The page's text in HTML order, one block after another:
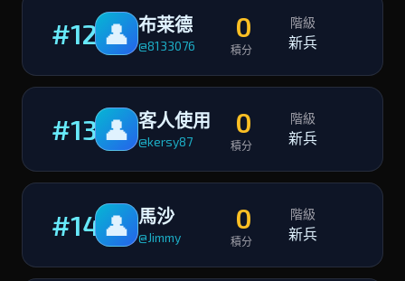
#12 👤 布莱德
@8133076
0
積分
階級
新兵
#13 👤 客人使用
@kersy87
0
積分
階級
新兵
#14 👤 馬沙
@Jimmy
0
積分
階級
新兵